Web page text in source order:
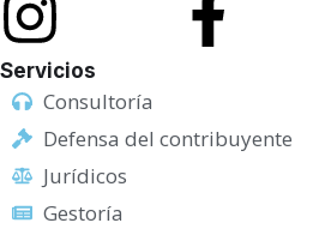
Servicios
Consultoría
Defensa del contribuyente
Jurídicos
Gestoría